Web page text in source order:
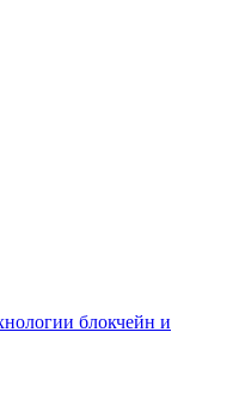
блокчейн и